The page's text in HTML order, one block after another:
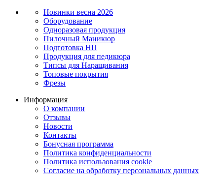
Новинки весна 2026
Оборудование
Одноразовая продукция
Пилочный Маникюр
Подготовка НП
Продукция для педикюра
Типсы для Наращивания
Топовые покрытия
Фрезы
Информация
О компании
Отзывы
Новости
Контакты
Бонусная программа
Политика конфиденциальности
Политика использования cookie
Согласие на обработку персональных данных